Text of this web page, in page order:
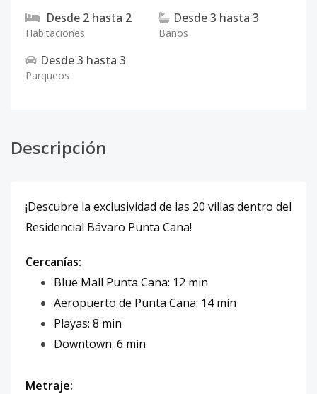
Desde 2 hasta 2
Habitaciones
Desde3 hasta 3
Baños
Desde3 hasta 3
Parqueos
Descripción
¡Descubre la exclusividad de las 20 villas dentro del
Residencial Bávaro Punta Cana!
Cercanías:
Blue Mall Punta Cana: 12 min
Aeropuerto de Punta Cana: 14 min
Playas: 8 min
Downtown: 6 min
Metraje: